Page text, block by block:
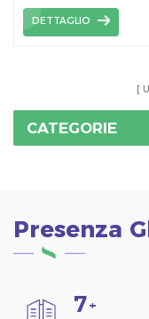
montaggio su
alluminio solare e
DETTAGLIO
CATEGORIE
Presenza
7+